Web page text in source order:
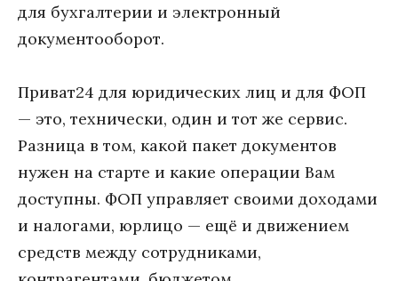
для бухгалтерии и электронный
документооборот.
Приват24 для юридических лиц и для ФОП
— это, технически, один и тот же сервис.
Разница в том, какой пакет документов
нужен на старте и какие операции Вам
доступны. ФОП управляет своими доходами
и налогами, юрлицо — ещё и движением
средств между сотрудниками,